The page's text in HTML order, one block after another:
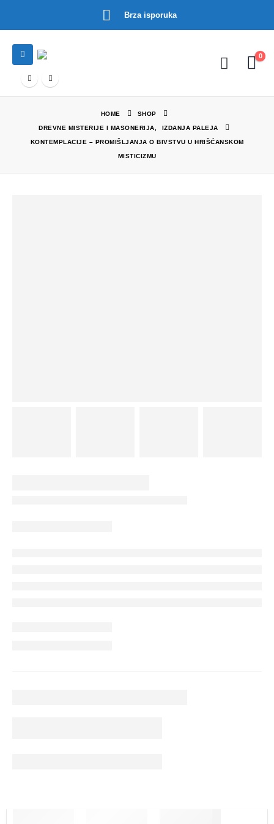
Brza isporuka
0
HOME SHOP
DREVNE MISTERIJE I MASONERIJA IZDANJA PALEJA
KONTEMPLACIJE – PROMIŠLJANJA O BIVSTVU U HRIŠĆANSKOM
MISTICIZMU